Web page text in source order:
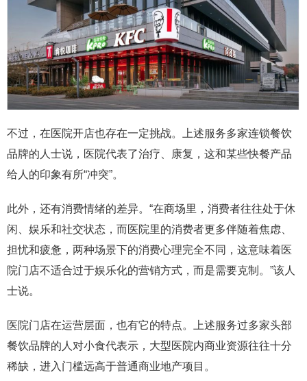
不过，在医院开店也存在一定挑战。上述服务多家连锁餐饮
品牌的人士说，医院代表了治疗、康复，这和某些快餐产品
给人的印象有所“冲突”。
此外，还有消费情绪的差异。“在商场里，消费者往往处于休
闲、娱乐和社交状态，而医院里的消费者更多伴随着焦虑、
担忧和疲惫，两种场景下的消费心理完全不同，这意味着医
院门店不适合过于娱乐化的营销方式，而是需要克制。”该人
士说。
医院门店在运营层面，也有它的特点。上述服务过多家头部
餐饮品牌的人对小食代表示，大型医院内商业资源往往十分
稀缺，进入门槛远高于普通商业地产项目。